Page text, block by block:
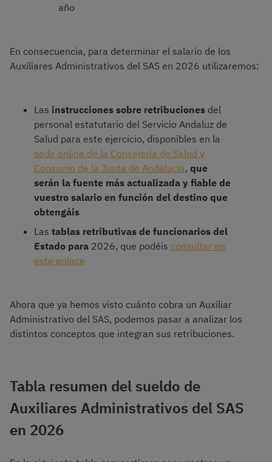
año
En consecuencia, para determinar el salario de los
Auxiliares Administrativos del SAS en 2026 utilizaremos:
Las instrucciones sobre retribuciones del
personal estatutario del Servicio Andaluz de
Salud para este ejercicio, disponibles en la
sede online de la Consejería de Salud y
Consumo de la Junta de Andalucía, que
serán la fuente más actualizada y fiable de
vuestro salario en función del destino que
obtengáis
Las tablas retributivas de funcionarios del
Estado para 2026, que podéis consultar en
este enlace
Ahora que ya hemos visto cuánto cobra un Auxiliar
Administrativo del SAS, podemos pasar a analizar los
distintos conceptos que integran sus retribuciones.
Tabla resumen del sueldo de
Auxiliares Administrativos del SAS
en 2026